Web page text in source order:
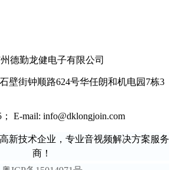
德勤龙健电子有限公司
壁街钟顺路624号华任朗和机电园7栋3
； E-mail: info@dklongjoin.com
新技术企业，专业音视频解决方案服务
商！